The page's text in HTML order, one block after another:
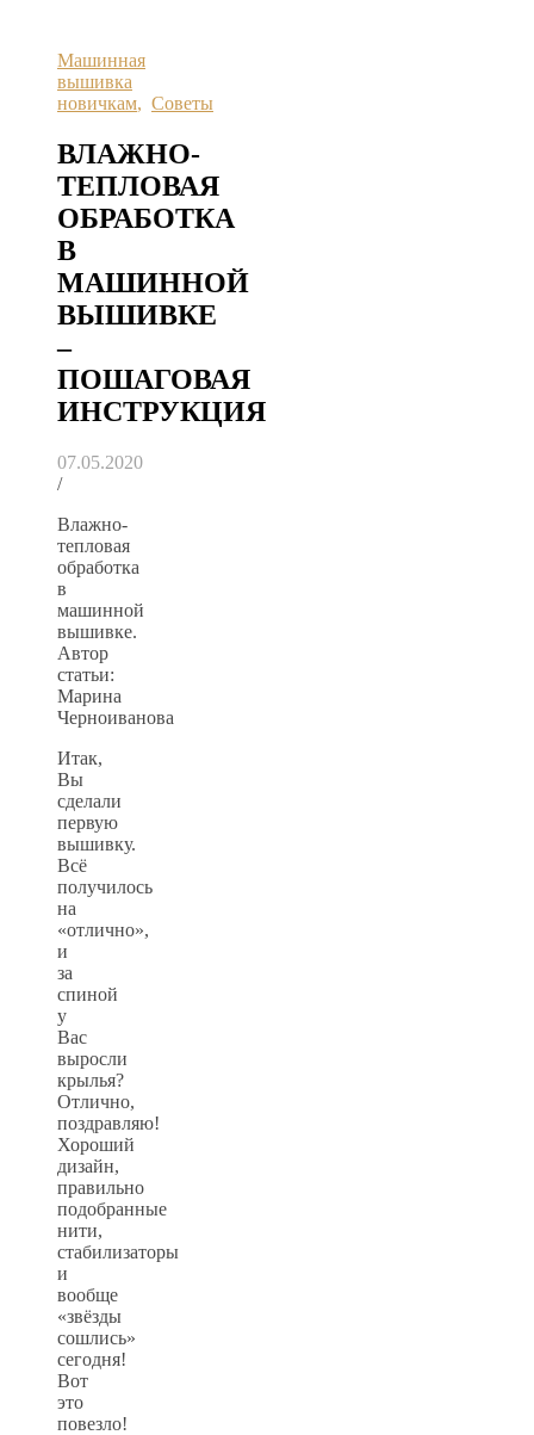
Машинная
вышивка
новичкам, Советы
ВЛАЖНО-
ТЕПЛОВАЯ
ОБРАБОТКА
В
МАШИННОЙ
ВЫШИВКЕ
–
ПОШАГОВАЯ
ИНСТРУКЦИЯ
07.05.2020
/
Влажно-
тепловая
обработка
в
машинной
вышивке.
Автор
статьи:
Марина
Черноиванова
Итак,
Вы
сделали
первую
вышивку.
Всё
получилось
на
«отлично»,
и
за
спиной
у
Вас
выросли
крылья?
Отлично,
поздравляю!
Хороший
дизайн,
правильно
подобранные
нити,
стабилизаторы
и
вообще
«звёзды
сошлись»
сегодня!
Вот
это
повезло!